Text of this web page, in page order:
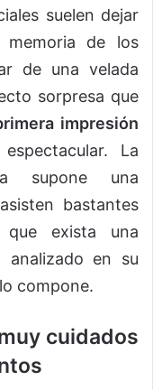
suelen dejar
de los
de una velada
sorpresa que
impresión
La
supone una
bastantes
exista una
analizado en su
compone.
cuidados